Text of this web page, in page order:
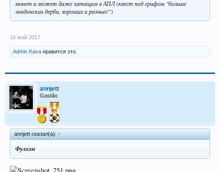
монет и может даже затащим в АПЛ (квест под грифом "больше
лондонских дерби, хороших и разных!")
16 май 2017
Admin Kava нравится это.
annjett
Gastão
annjett сказал(а): ↑
Фулхэм